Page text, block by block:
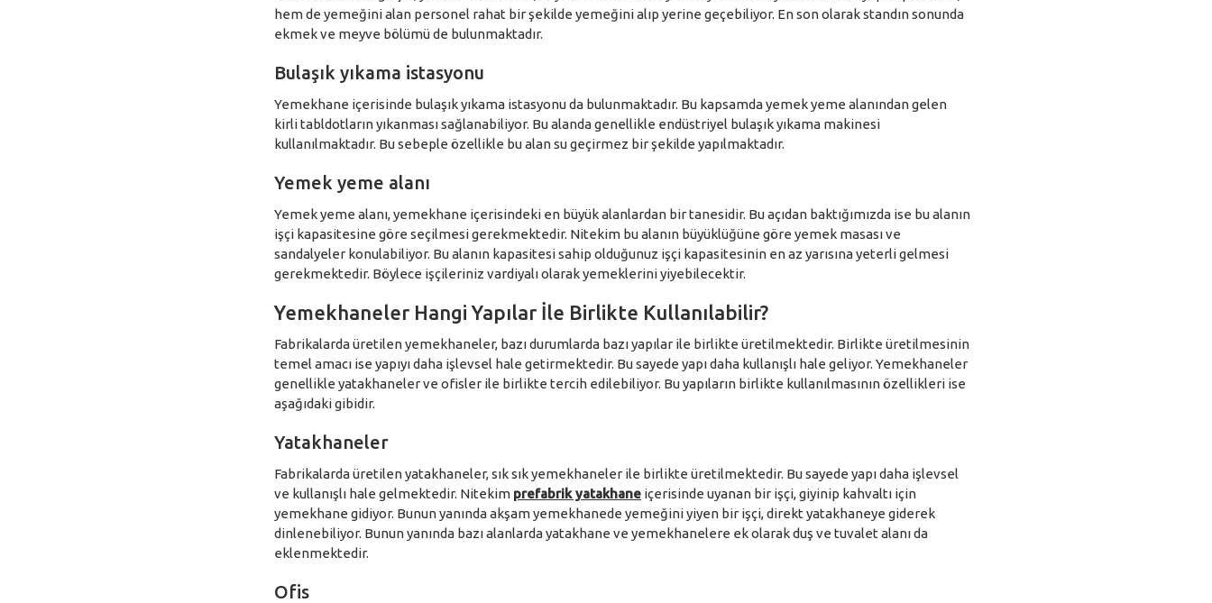
hem de yemeğini alan personel rahat bir şekilde yemeğini alıp yerine geçebiliyor. En son olarak standın sonunda
ekmek ve meyve bölümü de bulunmaktadır.
Bulaşık yıkama istasyonu
Yemekhane içerisinde bulaşık yıkama istasyonu da bulunmaktadır. Bu kapsamda yemek yeme alanından gelen
kirli tabldotların yıkanması sağlanabiliyor. Bu alanda genellikle endüstriyel bulaşık yıkama makinesi
kullanılmaktadır. Bu sebeple özellikle bu alan su geçirmez bir şekilde yapılmaktadır.
Yemek yeme alanı
Yemek yeme alanı, yemekhane içerisindeki en büyük alanlardan bir tanesidir. Bu açıdan baktığımızda ise bu alanın
işçi kapasitesine göre seçilmesi gerekmektedir. Nitekim bu alanın büyüklüğüne göre yemek masası ve
sandalyeler konulabiliyor. Bu alanın kapasitesi sahip olduğunuz işçi kapasitesinin en az yarısına yeterli gelmesi
gerekmektedir. Böylece işçileriniz vardiyalı olarak yemeklerini yiyebilecektir.
Yemekhaneler Hangi Yapılar İle Birlikte Kullanılabilir?
Fabrikalarda üretilen yemekhaneler, bazı durumlarda bazı yapılar ile birlikte üretilmektedir. Birlikte üretilmesinin
temel amacı ise yapıyı daha işlevsel hale getirmektedir. Bu sayede yapı daha kullanışlı hale geliyor. Yemekhaneler
genellikle yatakhaneler ve ofisler ile birlikte tercih edilebiliyor. Bu yapıların birlikte kullanılmasının özellikleri ise
aşağıdaki gibidir.
Yatakhaneler
Fabrikalarda üretilen yatakhaneler, sık sık yemekhaneler ile birlikte üretilmektedir. Bu sayede yapı daha işlevsel
ve kullanışlı hale gelmektedir. Nitekim prefabrik yatakhane içerisinde uyanan bir işçi, giyinip kahvaltı için
yemekhane gidiyor. Bunun yanında akşam yemekhanede yemeğini yiyen bir işçi, direkt yatakhaneye giderek
dinlenebiliyor. Bunun yanında bazı alanlarda yatakhane ve yemekhanelere ek olarak duş ve tuvalet alanı da
eklenmektedir.
Ofis